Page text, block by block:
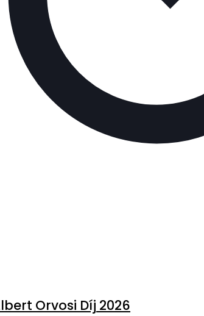
Orvosi Díj 2026